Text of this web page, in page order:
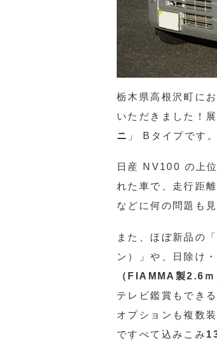
栃木県高根沢町に
いただきました！
ニ 」 Bタイプです。
日産 NV100 の上
れた車で、走行距
などに何の問題も
また、ほぼ新品の「
ン）」や、日除け
（FIAMMA製2.6ｍ
テレビ鑑賞もできる
オプションも複数
ですべて込みこみ